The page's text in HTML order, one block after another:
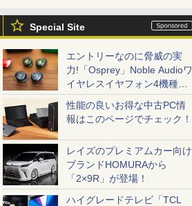
Special Site
エントリーなのに脅威の実
力!「Osprey」Noble Audioワ
イヤレスイヤフォン4機種を
一気に聴く
性能の良いお得な中古PC情
報はこのページでチェック！
レイズのプレミアムカー向け
ブランドHOMURAから
「2×9R」が登場！
ハイグレードテレビ「TCL